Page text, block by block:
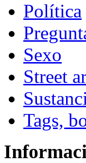
Política
Sexo
Street
Tags,